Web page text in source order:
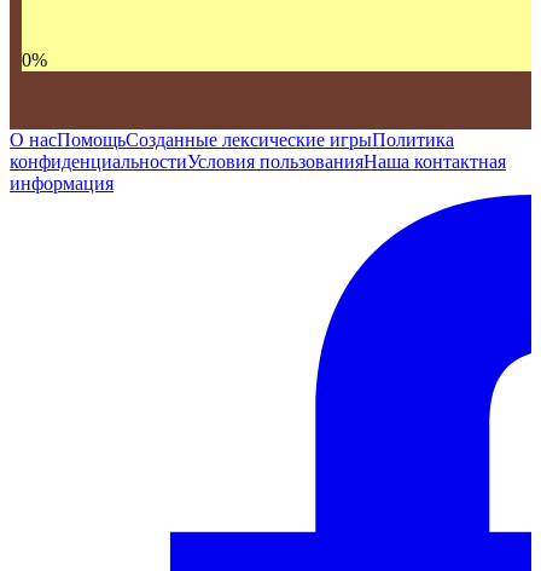
0%
О насПомощьСозданные лексические игрыПолитика
конфиденциальностиУсловия пользованияНаша контактная
информация